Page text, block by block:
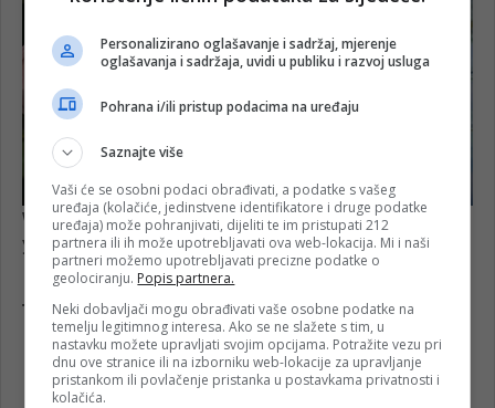
Personalizirano oglašavanje i sadržaj, mjerenje
oglašavanja i sadržaja, uvidi u publiku i razvoj usluga
Pohrana i/ili pristup podacima na uređaju
Saznajte više
Vaši će se osobni podaci obrađivati, a podatke s vašeg
uređaja (kolačiće, jedinstvene identifikatore i druge podatke
uređaja) može pohranjivati, dijeliti te im pristupati 212
partnera ili ih može upotrebljavati ova web-lokacija. Mi i naši
partneri možemo upotrebljavati precizne podatke o
geolociranju. Popis partnera.
Neki dobavljači mogu obrađivati vaše osobne podatke na
temelju legitimnog interesa. Ako se ne slažete s tim, u
nastavku možete upravljati svojim opcijama. Potražite vezu pri
dnu ove stranice ili na izborniku web-lokacije za upravljanje
pristankom ili povlačenje pristanka u postavkama privatnosti i
kolačića.